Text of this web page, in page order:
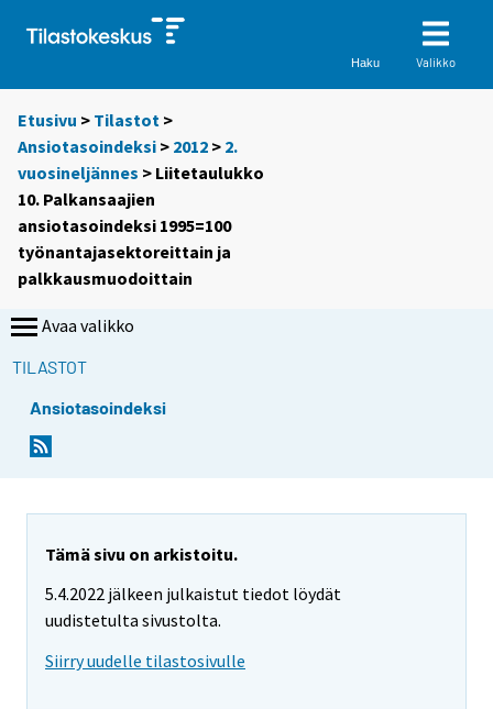
Haku Valikko
Etusivu > Tilastot >
Ansiotasoindeksi > 2012 > 2.
vuosineljännes > Liitetaulukko
10. Palkansaajien
ansiotasoindeksi 1995=100
työnantajasektoreittain ja
palkkausmuodoittain
Avaa valikko
TILASTOT
Ansiotasoindeksi
Tämä sivu on arkistoitu.
5.4.2022 jälkeen julkaistut tiedot löydät
uudistetulta sivustolta.
Siirry uudelle tilastosivulle